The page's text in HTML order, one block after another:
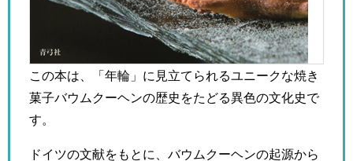
この本は、「年輪」に見立てられるユニークな焼き
菓子バウムクーヘンの歴史をたどる異色の文化史で
す。
ドイツの文献をもとに、バウムクーヘンの起源から